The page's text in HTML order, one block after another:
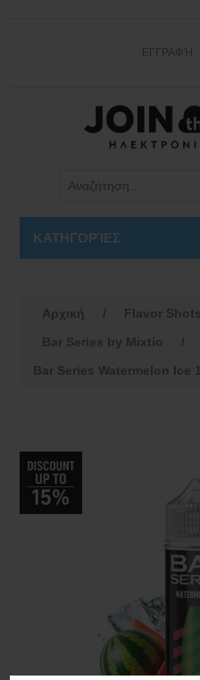
ΕΓΓΡΑΦΉ
ΚΑΤΗΓΟΡΊΕΣ
Αρχική / Flavor Shots
Bar Series by Mixtio
/
Bar Series Watermelon Ice